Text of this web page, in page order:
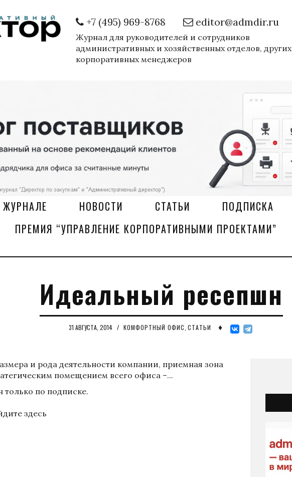
+7 (495) 969-8768 editor@admdir.ru
Журнал для руководителей и сотрудников
административных и хозяйственных отделов, других
корпоративных менеджеров
ЖУРНАЛЕ НОВОСТИ СТАТЬИ ПОДПИСКА
ПРЕМИЯ “УПРАВЛЕНИЕ КОРПОРАТИВНЫМИ ПРОЕКТАМИ”
Идеальный ресепшн
31 АВГУСТА, 2014 / КОМФОРТНЫЙ ОФИС СТАТЬИ ♦
и рода деятельности компании, приемная зона
помещением всего офиса –...
только по подписке.
здесь